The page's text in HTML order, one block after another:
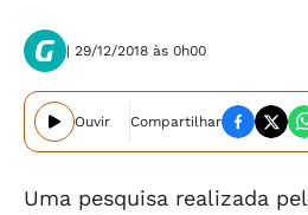
| 29/12/2018 às 0h00
Ouvir Compartilhar
Uma pesquisa realizada